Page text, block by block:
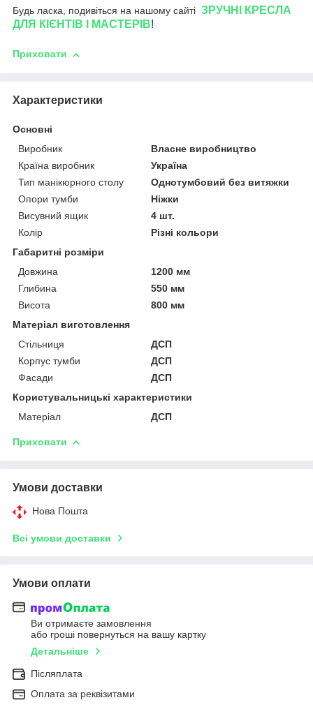
Будь ласка, подивіться на нашому сайті ЗРУЧНІ КРЕСЛА
ДЛЯ КІЄНТІВ І МАСТЕРІВ!
Приховати
Характеристики
Основні
Виробник
Власне виробництво
Країна виробник
Україна
Тип манікюрного столу
Однотумбовий без витяжки
Опори тумби
Ніжки
Висувний ящик
4 шт.
Колір
Різні кольори
Габаритні розміри
Довжина
1200 мм
Глибина
550 мм
Висота
800 мм
Матеріал виготовлення
Стільниця
ДСП
Корпус тумби
ДСП
Фасади
ДСП
Користувальницькі характеристики
Матеріал
ДСП
Приховати
Умови доставки
Нова Пошта
Всі умови доставки
Умови оплати
Ви отримаєте замовлення
або гроші повернуться на вашу картку
Детальніше
Післяплата
Оплата за реквізитами